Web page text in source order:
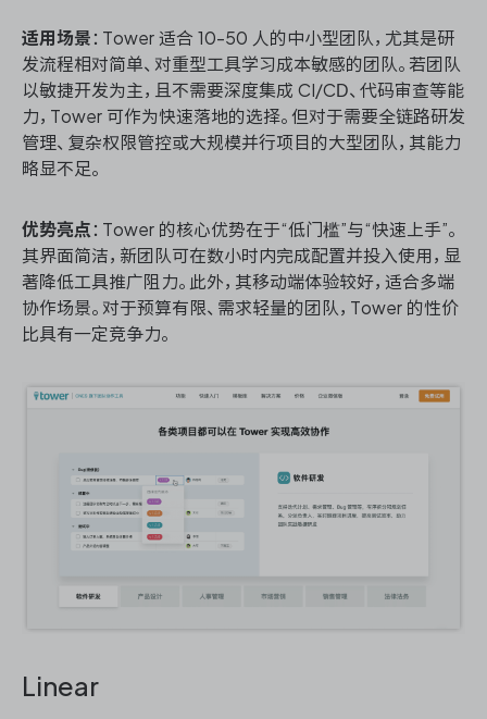
适用场景 ：Tower 适合 10-50 人的中小型团队，尤其是研
发流程相对简单、对重型工具学习成本敏感的团队。若团队
以敏捷开发为主，且不需要深度集成 CI/CD、代码审查等能
力，Tower 可作为快速落地的选择。但对于需要全链路研发
管理、复杂权限管控或大规模并行项目的大型团队，其能力
略显不足。
优势亮点 ：Tower 的核心优势在于“低门槛”与“快速上手”。
其界面简洁，新团队可在数小时内完成配置并投入使⽤，显
著降低工具推⼴阻力。此外，其移动端体验较好，适合多端
协作场景。对于预算有限、需求轻量的团队，Tower 的性价
比具有一定竞争力。
Linear